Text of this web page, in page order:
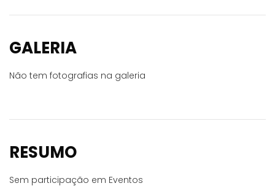
GALERIA
Não tem fotografias na galeria
RESUMO
Sem participação em Eventos